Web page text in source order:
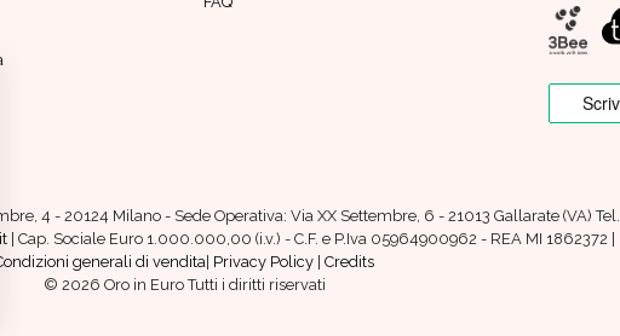
4 - 20124 Milano - Sede Operativa: Via XX Settembre, 6 - 21013 Gallarate (VA) Tel.
| Cap. Sociale Euro 1.000.000,00 (i.v.) - C.F. e P.Iva 05964900962 - REA MI 1862372 |
Condizioni generali di vendita Privacy Policy Credits
© 2026 Oro in Euro Tutti i diritti riservati